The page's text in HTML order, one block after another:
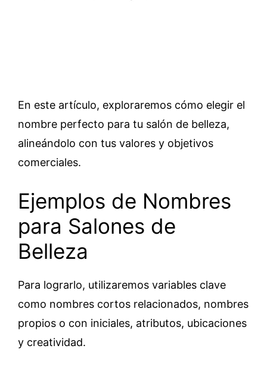
En este artículo, exploraremos cómo elegir el
nombre perfecto para tu salón de belleza,
alineándolo con tus valores y objetivos
comerciales.
Ejemplos de Nombres
para Salones de
Belleza
Para lograrlo, utilizaremos variables clave
como nombres cortos relacionados, nombres
propios o con iniciales, atributos, ubicaciones
y creatividad.